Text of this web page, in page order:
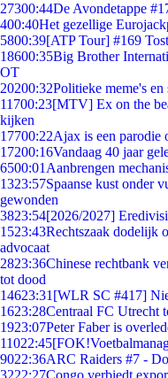
27300:44De Avondetappe
400:40Het gezellige
5800:39[ATP Tour] #169
18600:35Big Brother
OT
20200:32Politieke meme's en
11700:23[MTV] Ex on the
kijken
17700:22Ajax is een parodie
17200:16Vandaag 40 jaar
6500:01 Aanbrengen
1323:57Spaanse kust onder
gewonden
3823:54[2026/2027]
1523:43Rechtszaak dodelijk
advocaat
2823:36Chinese rechtbank
tot dood
14623:31 [WLR SC #417]
1623:28Centraal FC Utrecht
1923:07Peter Faber is
11022:45
9022:36ARC Raiders #7 -
3222:27Congo verbiedt